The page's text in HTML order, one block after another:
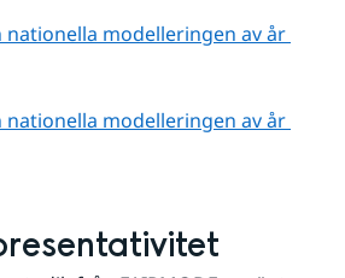
modelleringen av år
modelleringen av år